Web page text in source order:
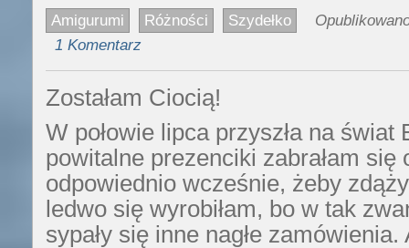
Amigurumi Różności Szydełko
1 Komentarz
Zostałam Ciocią!
W połowie lipca przyszła na świat
powitalne prezenciki zabrałam się
odpowiednio wcześnie, żeby
ledwo się wyrobiłam, bo w tak
sypały się inne nagłe zamówienia.